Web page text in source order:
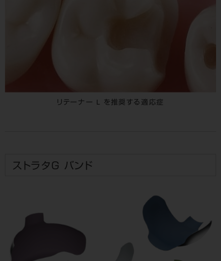
リテーナー L を推奨する適応症
ストラタＧ バンド